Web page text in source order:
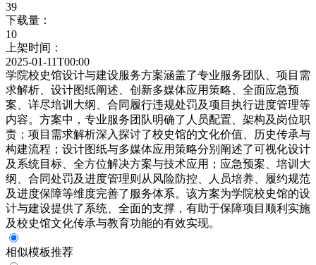
39
下载量：
10
上架时间：
2025-01-11T00:00
学院校史馆设计与建设服务方案涵盖了专业服务团队、项目需
求解析、设计图纸阐述、创新多媒体应用策略、全面应急预
案、详尽培训大纲、合同履行违规处罚及项目执行进度管理等
内容。方案中，专业服务团队明确了人员配置、架构及岗位职
责；项目需求解析深入探讨了校史馆的文化价值、历史传承与
构建流程；设计图纸与多媒体应用策略分别阐述了可视化设计
及系统目标、全方位解决方案与技术应用；应急预案、培训大
纲、合同处罚及进度管理则从风险防控、人员培养、履约规范
及进度保障等维度完善了服务体系。该方案为学院校史馆的设
计与建设提供了系统、全面的支撑，有助于保障项目顺利实施
及校史馆文化传承与教育功能的有效实现。
相似模板推荐